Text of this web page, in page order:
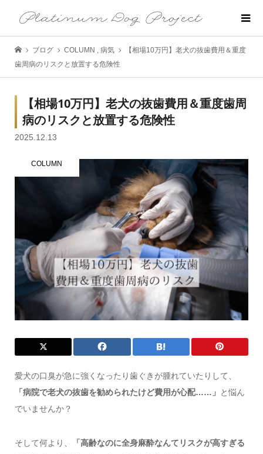
ブログ COLUMN , 病気
【相場10万円】老犬の抜歯費用＆重度
歯周病のリスクと放置する危険性
【相場10万円】老犬の抜歯費用＆重度歯周
病のリスクと放置する危険性
2025.12.13
COLUMN
愛犬の口臭が急に強くなったり歯ぐきが腫れていたりして、
「病院で老犬の抜歯を勧められたけど費用が心配……」 と悩ん
でいませんか？
そして何より、
「高齢なのに全身麻酔なんてリスクが高すぎる